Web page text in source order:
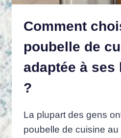
Comment
poubelle de
adaptée à ses
?
La plupart des gens
poubelle de cuisine au